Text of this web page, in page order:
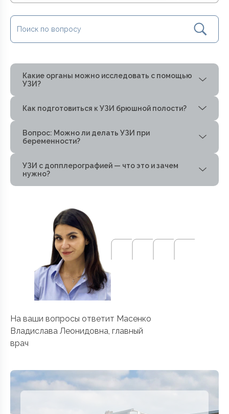
На ваши вопросы ответит Масенко
Владислава Леонидовна, главный
врач
Какие органы можно исследовать с помощью
УЗИ?
Как подготовиться к УЗИ брюшной полости?
Вопрос: Можно ли делать УЗИ при
беременности?
УЗИ с допплерографией — что это и зачем
нужно?